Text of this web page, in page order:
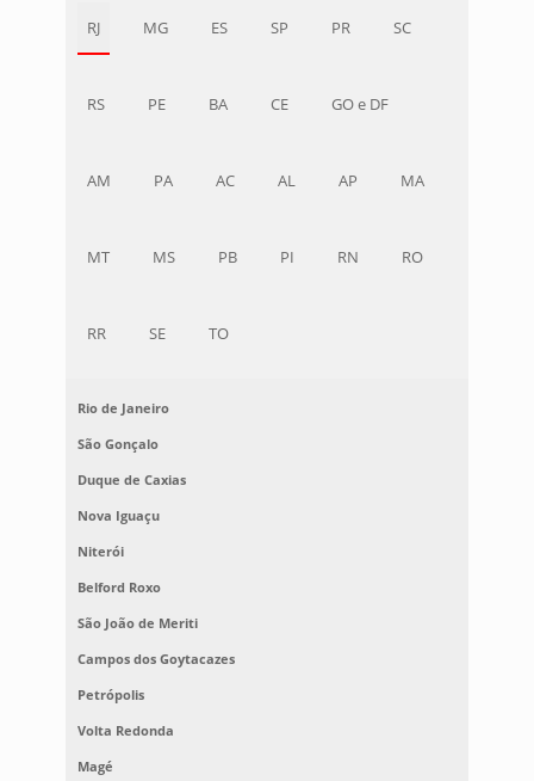
RJ MG ES SP PR SC
RS PE BA CE GO e DF
AM PA AC AL AP MA
MT MS PB PI RN RO
RR SE TO
Rio de Janeiro
São Gonçalo
Duque de Caxias
Nova Iguaçu
Niterói
Belford Roxo
São João de Meriti
Campos dos Goytacazes
Petrópolis
Volta Redonda
Magé